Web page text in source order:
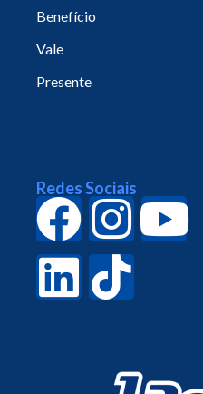
Benefício
Vale
Presente
Redes Sociais